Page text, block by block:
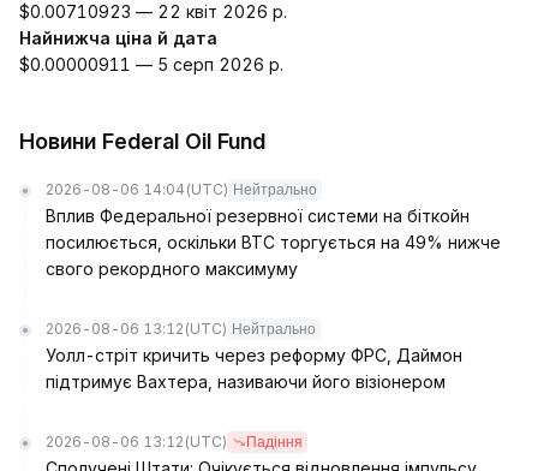
$0.00710923 — 22 квіт 2026 р.
Найнижча ціна й дата
$0.00000911 — 5 серп 2026 р.
Новини Federal Oil Fund
2026-08-06 14:04 (UTC) Нейтрально
Вплив Федеральної резервної системи на біткойн
посилюється, оскільки BTC торгується на 49% нижче
свого рекордного максимуму
2026-08-06 13:12 (UTC) Нейтрально
Уолл-стріт кричить через реформу ФРС, Даймон
підтримує Вахтера, називаючи його візіонером
2026-08-06 13:12 (UTC) Падіння